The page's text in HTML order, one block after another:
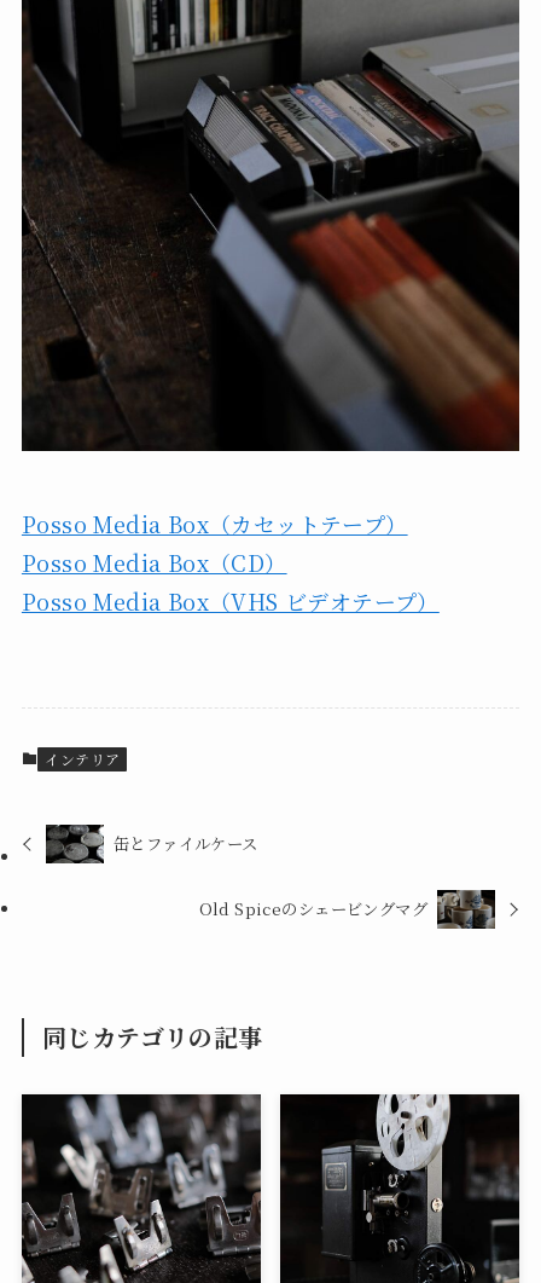
Posso Media Box（カセットテープ）
Posso Media Box（CD）
Posso Media Box（VHS ビデオテープ）
インテリア
缶とファイルケース
Old Spiceのシェービングマグ
同じカテゴリの記事